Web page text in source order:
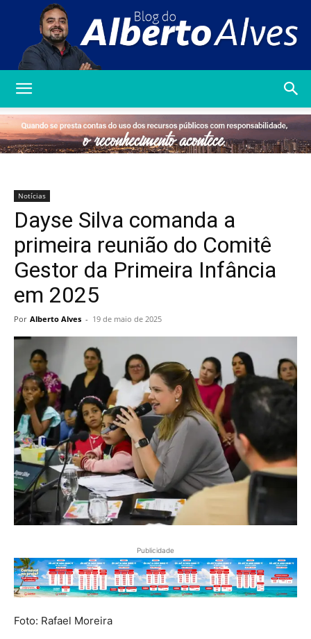
Alberto
Notícias
Dayse Silva comanda a
primeira reunião do Comitê
Gestor da Primeira Infância
em 2025
Por Alberto Alves - 19 de maio de 2025
Publicidade
Foto: Rafael Moreira